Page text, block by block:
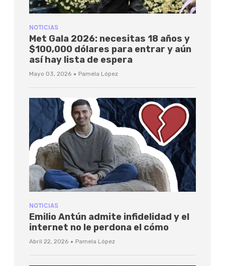
NOTICIAS
Met Gala 2026: necesitas 18 años y
$100,000 dólares para entrar y aún
así hay lista de espera
Mayo 03, 2026 · Pamela López
NOTICIAS
Emilio Antún admite infidelidad y el
internet no le perdona el cómo
Abril 22, 2026 · Pamela López